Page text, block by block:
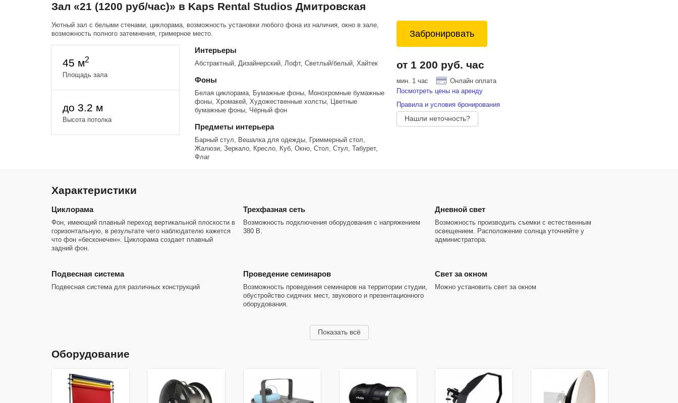
Зал «21 (1200 руб/час)» в Kaps Rental Studios Дмитровская
Уютный зал с белыми стенами, циклорама, возможность установки любого фона из наличия, окно в зале,
возможность полного затемнения, гримерное место.
45 м2
Площадь зала
до 3.2 м
Высота потолка
Интерьеры
Абстрактный, Дизайнерский, Лофт, Светлый/белый, Хайтек
Фоны
Белая циклорама, Бумажные фоны, Монохромные бумажные
фоны, Хромакей, Художественные холсты, Цветные
бумажные фоны, Чёрный фон
Предметы интерьера
Барный стул, Вешалка для одежды, Гриммерный стол,
Жалюзи, Зеркало, Кресло, Куб, Окно, Стол, Стул, Табурет,
Флаг
Забронировать
от 1 200 руб. час
мин. 1 час
Онлайн оплата
Посмотреть цены на аренду
Правила и условия бронирования
Нашли неточность?
Характеристики
Циклорама
Фон, имеющий плавный переход вертикальной плоскости в
горизонтальную, в результате чего наблюдателю кажется
что фон «бесконечен». Циклорама создает плавный
задний фон.
Трехфазная сеть
Возможность подключения оборудования с напряжением
380 В.
Дневной свет
Возможность производить съемки с естественным
освещением. Расположение солнца уточняйте у
администратора.
Подвесная система
Подвесная система для различных конструкций
Проведение семинаров
Возможность проведения семинаров на территории студии,
обустройство сидячих мест, звукового и презентационного
оборудования.
Cвет за окном
Можно установить свет за окном
Показать всё
Оборудование